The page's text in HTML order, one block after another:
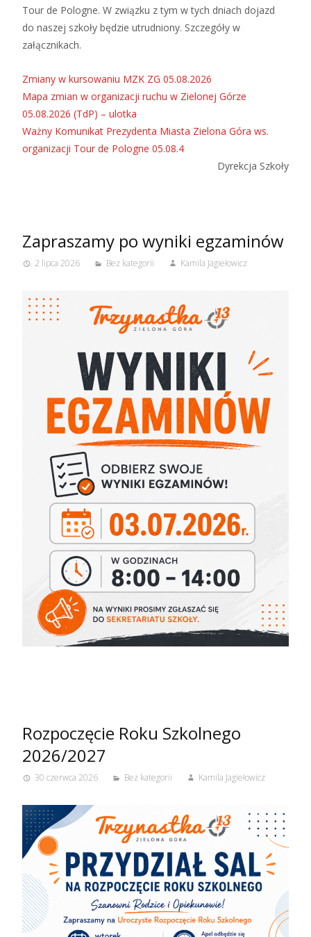
Tour de Pologne. W związku z tym w tych dniach dojazd
do naszej szkoły będzie utrudniony. Szczegóły w
załącznikach.
Zmiany w kursowaniu MZK ZG 05.08.2026
Mapa zmian w organizacji ruchu w Zielonej Górze
05.08.2026 (TdP) – ulotka
Ważny Komunikat Prezydenta Miasta Zielona Góra ws.
organizacji Tour de Pologne 05.08.4
Dyrekcja Szkoły
Zapraszamy po wyniki egzaminów
2 lipca 2026 Bez kategorii Kamila Jagiełowicz
Rozpoczęcie Roku Szkolnego
2026/2027
30 czerwca 2026 Bez kategorii Kamila Jagiełowicz